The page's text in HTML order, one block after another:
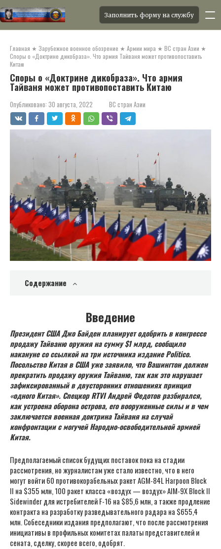
контенту
Заполнить форму на службу
Главная ★ Зарубежное военное обозрение ★ Армии мира ★ ВС стран Азии ★
Споры о «Доктрине дикобраза». Что армия Тайваня может противопоставить
Китаю
Споры о «Доктрине дикобраза». Что армия
Тайваня может противопоставить Китаю
Опубликовано: 30 августа, 2022 ВС стран Азии
Содержание
Введение
Президент США Джо Байден планирует одобрить в конгрессе
продажу Тайваню оружия на сумму $1 млрд, сообщило
накануне со ссылкой на три источника издание Politico.
Посольство Китая в США уже заявило, что Вашингтон должен
прекратить продажу оружия Тайваню, так как это нарушает
зафиксированный в двусторонних отношениях принцип
«одного Китая». Спецкор RTVI Андрей Федотов разбирался,
как устроена оборона острова, его вооруженные силы и в чем
заключается военная доктрина Тайваня на случай
конфронтации с могучей Народно-освободительной армией
Китая.
Предполагаемый список будущих поставок пока на стадии
рассмотрения, но журналистам уже стало известно, что в него
могут войти 60 противокорабельных ракет AGM-84L Harpoon Block
II на $355 млн, 100 ракет класса «воздух — воздух» AIM-9X Block II
Sidewinder для истребителей F-16 на $85,6 млн, а также продление
контракта на разработку разведывательного радара на $655,4
млн. Собеседники издания предполагают, что после рассмотрения
инициативы в профильных комитетах палаты представителей и
сената, сделку, скорее всего, одобрят.